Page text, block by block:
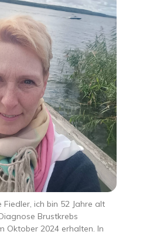
Fiedler, ich bin 52 Jahre alt
Brustkrebs
Oktober 2024 erhalten. In